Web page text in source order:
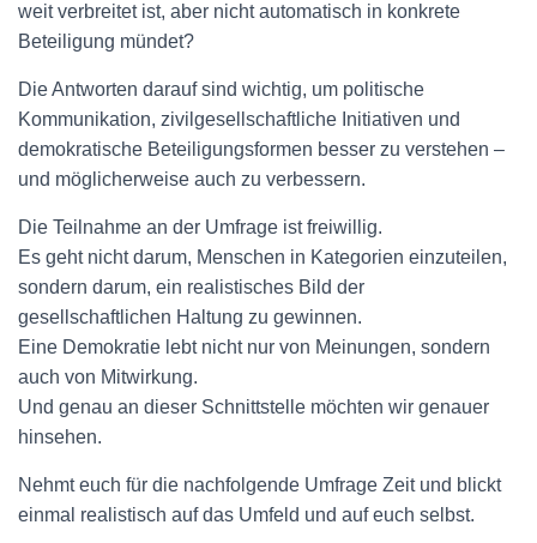
weit verbreitet ist, aber nicht automatisch in konkrete
Beteiligung mündet?
Die Antworten darauf sind wichtig, um politische
Kommunikation, zivilgesellschaftliche Initiativen und
demokratische Beteiligungsformen besser zu verstehen –
und möglicherweise auch zu verbessern.
Die Teilnahme an der Umfrage ist freiwillig.
Es geht nicht darum, Menschen in Kategorien einzuteilen,
sondern darum, ein realistisches Bild der
gesellschaftlichen Haltung zu gewinnen.
Eine Demokratie lebt nicht nur von Meinungen, sondern
auch von Mitwirkung.
Und genau an dieser Schnittstelle möchten wir genauer
hinsehen.
Nehmt euch für die nachfolgende Umfrage Zeit und blickt
einmal realistisch auf das Umfeld und auf euch selbst.